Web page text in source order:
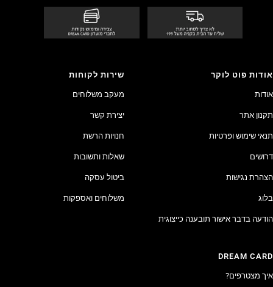
אודות פוט לוקר
אודות
תקנון אתר
תנאי שימוש ופרטיות
דרושים
הצהרת נגישות
בלוג
הודעה בדבר אישור תובענה כייצוגית
שירות לקוחות
מעקב משלוחים
יצירת קשר
חנויות הרשת
שאלות ותשובות
ביטול עסקה
משלוחים ואספקות
DREAM CARD
איך מצטרפים?